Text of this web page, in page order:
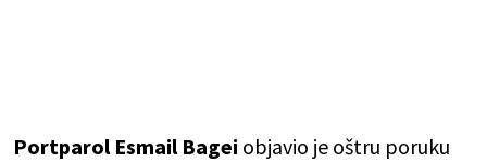
Portparol Esmail Bagei objavio je oštru poruku